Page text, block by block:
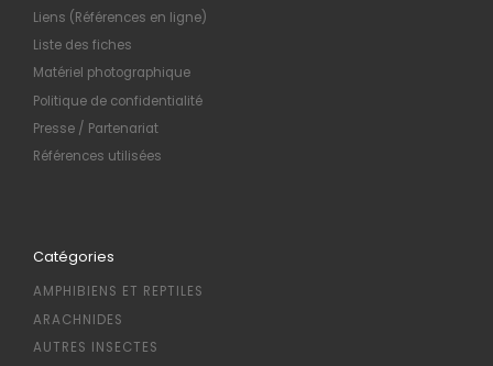
Liens (Références en ligne)
Liste des fiches
Matériel photographique
Politique de confidentialité
Presse / Partenariat
Références utilisées
Catégories
AMPHIBIENS ET REPTILES
ARACHNIDES
AUTRES INSECTES